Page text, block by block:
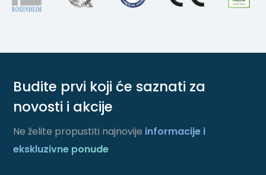
Budite prvi koji će saznati za
novosti i akcije
Ne želite propustiti najnovije informacije i
ekskluzivne ponude